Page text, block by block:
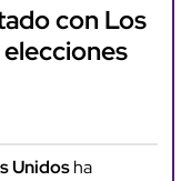
con Los
Unidosha